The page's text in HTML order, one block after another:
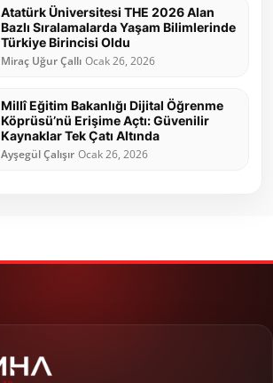
Atatürk Üniversitesi THE 2026 Alan
Bazlı Sıralamalarda Yaşam Bilimlerinde
Türkiye Birincisi Oldu
Miraç Uğur Çallı Ocak 26, 2026
Millî Eğitim Bakanlığı Dijital Öğrenme
Köprüsü’nü Erişime Açtı: Güvenilir
Kaynaklar Tek Çatı Altında
Ayşegül Çalışır Ocak 26, 2026